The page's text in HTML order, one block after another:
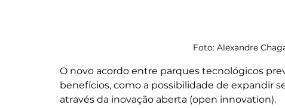
Foto: Alexandre
O novo acordo entre parques tecnológicos
benefícios, como a possibilidade de expandir
através da inovação aberta (open innovation).